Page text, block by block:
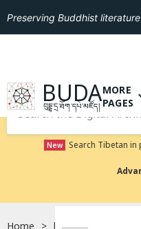
Preserving Buddhist
GO TO
BUDA
བུདྡྷ་དྲ་ཐོག་དཔེ་མཛོད།
OPEN
MORE
PAGES
New Search Tibetan in
Home